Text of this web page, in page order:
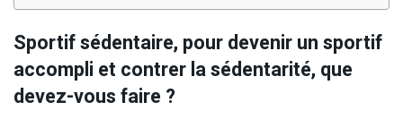
Sportif sédentaire, pour devenir un sportif
accompli et contrer la sédentarité, que
devez-vous faire ?